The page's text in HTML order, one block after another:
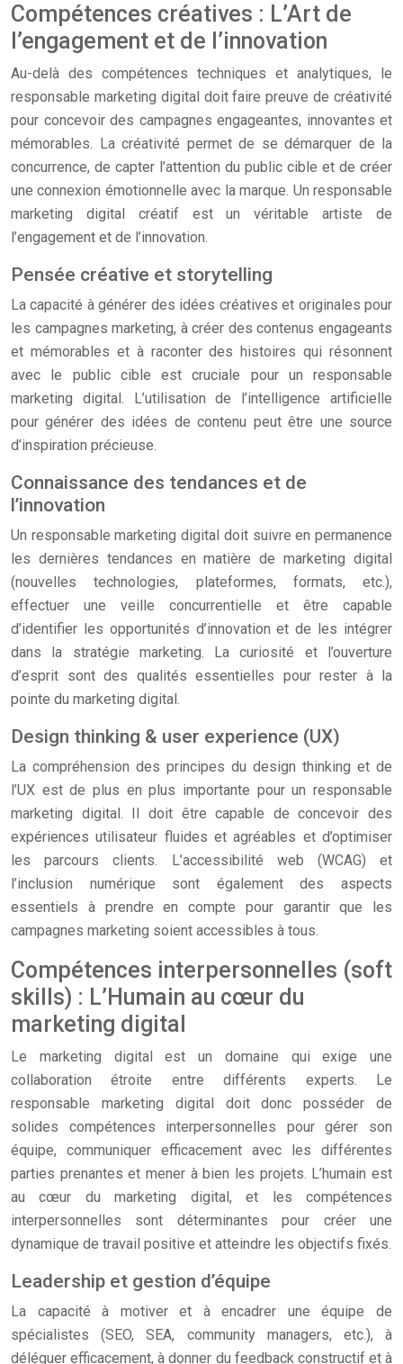
Compétences créatives : L’Art de
l’engagement et de l’innovation
Au-delà des compétences techniques et analytiques, le
responsable marketing digital doit faire preuve de créativité
pour concevoir des campagnes engageantes, innovantes et
mémorables. La créativité permet de se démarquer de la
concurrence, de capter l’attention du public cible et de créer
une connexion émotionnelle avec la marque. Un responsable
marketing digital créatif est un véritable artiste de
l’engagement et de l’innovation.
Pensée créative et storytelling
La capacité à générer des idées créatives et originales pour
les campagnes marketing, à créer des contenus engageants
et mémorables et à raconter des histoires qui résonnent
avec le public cible est cruciale pour un responsable
marketing digital. L’utilisation de l’intelligence artificielle
pour générer des idées de contenu peut être une source
d’inspiration précieuse.
Connaissance des tendances et de
l’innovation
Un responsable marketing digital doit suivre en permanence
les dernières tendances en matière de marketing digital
(nouvelles technologies, plateformes, formats, etc.),
effectuer une veille concurrentielle et être capable
d’identifier les opportunités d’innovation et de les intégrer
dans la stratégie marketing. La curiosité et l’ouverture
d’esprit sont des qualités essentielles pour rester à la
pointe du marketing digital.
Design thinking & user experience (UX)
La compréhension des principes du design thinking et de
l’UX est de plus en plus importante pour un responsable
marketing digital. Il doit être capable de concevoir des
expériences utilisateur fluides et agréables et d’optimiser
les parcours clients. L’accessibilité web (WCAG) et
l’inclusion numérique sont également des aspects
essentiels à prendre en compte pour garantir que les
campagnes marketing soient accessibles à tous.
Compétences interpersonnelles (soft
skills) : L’Humain au cœur du
marketing digital
Le marketing digital est un domaine qui exige une
collaboration étroite entre différents experts. Le
responsable marketing digital doit donc posséder de
solides compétences interpersonnelles pour gérer son
équipe, communiquer efficacement avec les différentes
parties prenantes et mener à bien les projets. L’humain est
au cœur du marketing digital, et les compétences
interpersonnelles sont déterminantes pour créer une
dynamique de travail positive et atteindre les objectifs fixés.
Leadership et gestion d’équipe
La capacité à motiver et à encadrer une équipe de
spécialistes (SEO, SEA, community managers, etc.), à
déléguer efficacement, à donner du feedback constructif et à